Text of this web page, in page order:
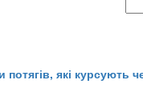
які курсують